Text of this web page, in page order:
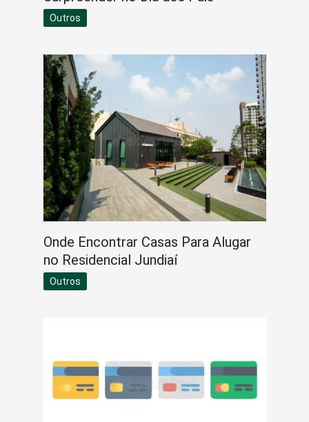
Outros
Onde Encontrar Casas Para Alugar
no Residencial Jundiaí
Outros